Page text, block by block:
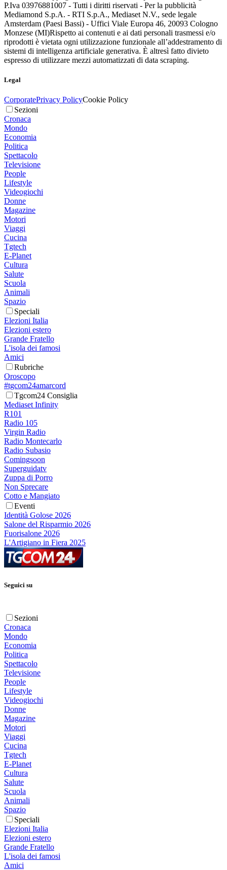
P.Iva 03976881007 - Tutti i diritti riservati - Per la pubblicità
Mediamond S.p.A. - RTI S.p.A., Mediaset N.V., sede legale
Amsterdam (Paesi Bassi) - Uffici Viale Europa 46, 20093 Cologno
Monzese (MI)Rispetto ai contenuti e ai dati personali trasmessi e/o
riprodotti è vietata ogni utilizzazione funzionale all’addestramento di
sistemi di intelligenza artificiale generativa. È altresì fatto divieto
espresso di utilizzare mezzi automatizzati di data scraping.
Legal
CorporatePrivacy PolicyCookie Policy
Sezioni
Cronaca
Mondo
Economia
Politica
Spettacolo
Televisione
People
Lifestyle
Videogiochi
Donne
Magazine
Motori
Viaggi
Cucina
Tgtech
E-Planet
Cultura
Salute
Scuola
Animali
Spazio
Speciali
Elezioni Italia
Elezioni estero
Grande Fratello
L'isola dei famosi
Amici
Rubriche
Oroscopo
#tgcom24amarcord
Tgcom24 Consiglia
Mediaset Infinity
R101
Radio 105
Virgin Radio
Radio Montecarlo
Radio Subasio
Comingsoon
Superguidatv
Zuppa di Porro
Non Sprecare
Cotto e Mangiato
Eventi
Identità Golose 2026
Salone del Risparmio 2026
Fuorisalone 2026
L'Artigiano in Fiera 2025
Seguici su
Sezioni
Cronaca
Mondo
Economia
Politica
Spettacolo
Televisione
People
Lifestyle
Videogiochi
Donne
Magazine
Motori
Viaggi
Cucina
Tgtech
E-Planet
Cultura
Salute
Scuola
Animali
Spazio
Speciali
Elezioni Italia
Elezioni estero
Grande Fratello
L'isola dei famosi
Amici